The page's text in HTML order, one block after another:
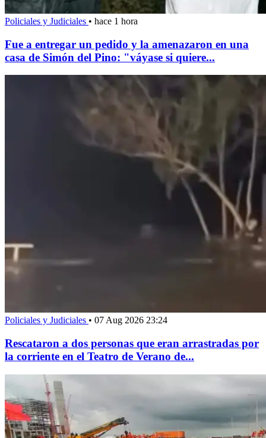
Policiales y Judiciales • hace 1 hora
Fue a entregar un pedido y la amenazaron en una
casa de Simón del Pino: "váyase si quiere...
Policiales y Judiciales • 07 Aug 2026 23:24
Rescataron a dos personas que eran arrastradas por
la corriente en el Teatro de Verano de...